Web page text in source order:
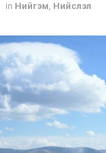
in Нийгэм, Нийслэл